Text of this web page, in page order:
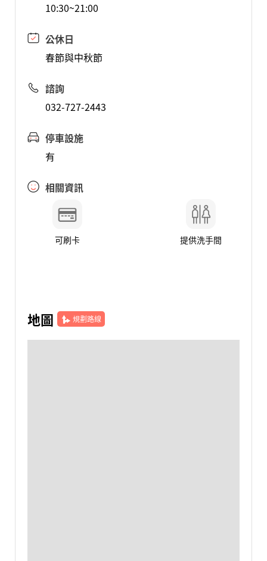
10:30~21:00
公休日
春節與中秋節
諮詢
032-727-2443
停車設施
有
相關資訊
可刷卡 提供洗手間
地圖 規劃路線